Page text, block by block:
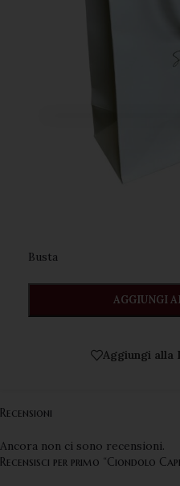
Busta ️
AGGIUNGI
Aggiungi alla
Recensioni
Ancora non ci sono recensioni.
Recensisci per primo “Ciondolo